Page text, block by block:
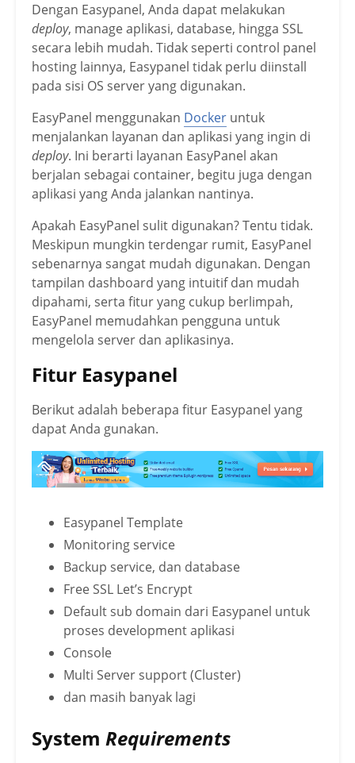
Dengan Easypanel, Anda dapat melakukan
deploy, manage aplikasi, database, hingga SSL
secara lebih mudah. Tidak seperti control panel
hosting lainnya, Easypanel tidak perlu diinstall
pada sisi OS server yang digunakan.
EasyPanel menggunakan Docker untuk
menjalankan layanan dan aplikasi yang ingin di
deploy. Ini berarti layanan EasyPanel akan
berjalan sebagai container, begitu juga dengan
aplikasi yang Anda jalankan nantinya.
Apakah EasyPanel sulit digunakan? Tentu tidak.
Meskipun mungkin terdengar rumit, EasyPanel
sebenarnya sangat mudah digunakan. Dengan
tampilan dashboard yang intuitif dan mudah
dipahami, serta fitur yang cukup berlimpah,
EasyPanel memudahkan pengguna untuk
mengelola server dan aplikasinya.
Fitur Easypanel
Berikut adalah beberapa fitur Easypanel yang
dapat Anda gunakan.
Easypanel Template
Monitoring service
Backup service, dan database
Free SSL Let’s Encrypt
Default sub domain dari Easypanel untuk
proses development aplikasi
Console
Multi Server support (Cluster)
dan masih banyak lagi
System Requirements